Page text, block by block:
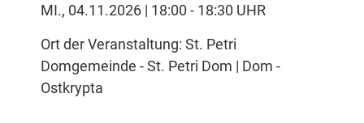
MI., 04.11.2026 | 18:00 - 18:30 UHR
Ort der Veranstaltung: St. Petri
Domgemeinde - St. Petri Dom | Dom -
Ostkrypta